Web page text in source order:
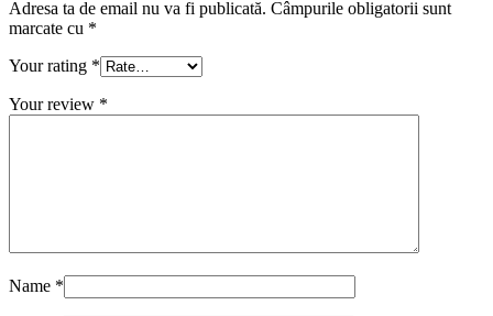
Adresa ta de email nu va fi publicată. Câmpurile obligatorii sunt
marcate cu *
Your rating *
Your review *
Name *